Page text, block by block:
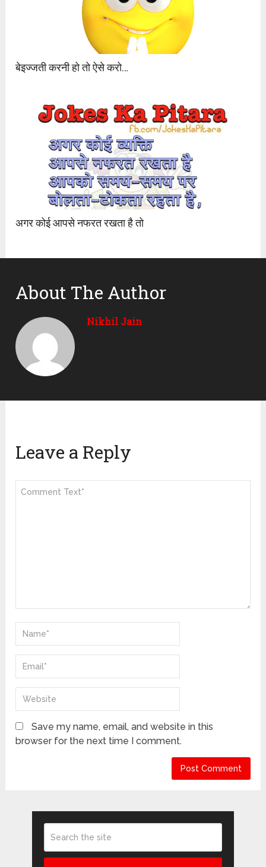
बेइज्जती करनी हो तो ऐसे करो…
अगर कोई आपसे नफरत रखता है तो
About The Author
Nikhil Jain
Leave a Reply
Save my name, email, and website in this
browser for the next time I comment.